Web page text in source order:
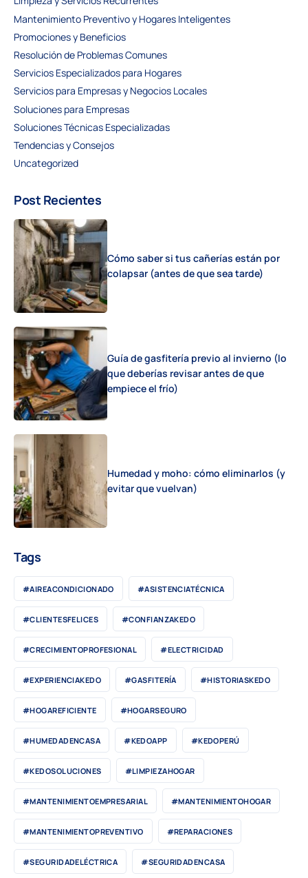
Mantenimiento Preventivo y Hogares Inteligentes
Promociones y Beneficios
Resolución de Problemas Comunes
Servicios Especializados para Hogares
Servicios para Empresas y Negocios Locales
Soluciones para Empresas
Soluciones Técnicas Especializadas
Tendencias y Consejos
Uncategorized
Post Recientes
Cómo saber si tus cañerías están por
colapsar (antes de que sea tarde)
Guía de gasfitería previo al invierno (lo
que deberías revisar antes de que
empiece el frío)
Humedad y moho: cómo eliminarlos (y
evitar que vuelvan)
Tags
#AIREACONDICIONADO #ASISTENCIATÉCNICA
#CLIENTESFELICES #CONFIANZAKEDO
#CRECIMIENTOPROFESIONAL #ELECTRICIDAD
#EXPERIENCIAKEDO #GASFITERÍA #HISTORIASKEDO
#HOGAREFICIENTE #HOGARSEGURO
#HUMEDADENCASA #KEDOAPP #KEDOPERÚ
#KEDOSOLUCIONES #LIMPIEZAHOGAR
#MANTENIMIENTOEMPRESARIAL #MANTENIMIENTOHOGAR
#MANTENIMIENTOPREVENTIVO #REPARACIONES
#SEGURIDADELÉCTRICA #SEGURIDADENCASA